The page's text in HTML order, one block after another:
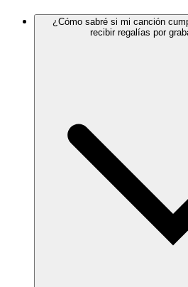
¿Cómo sabré si mi canción
recibir regalías por